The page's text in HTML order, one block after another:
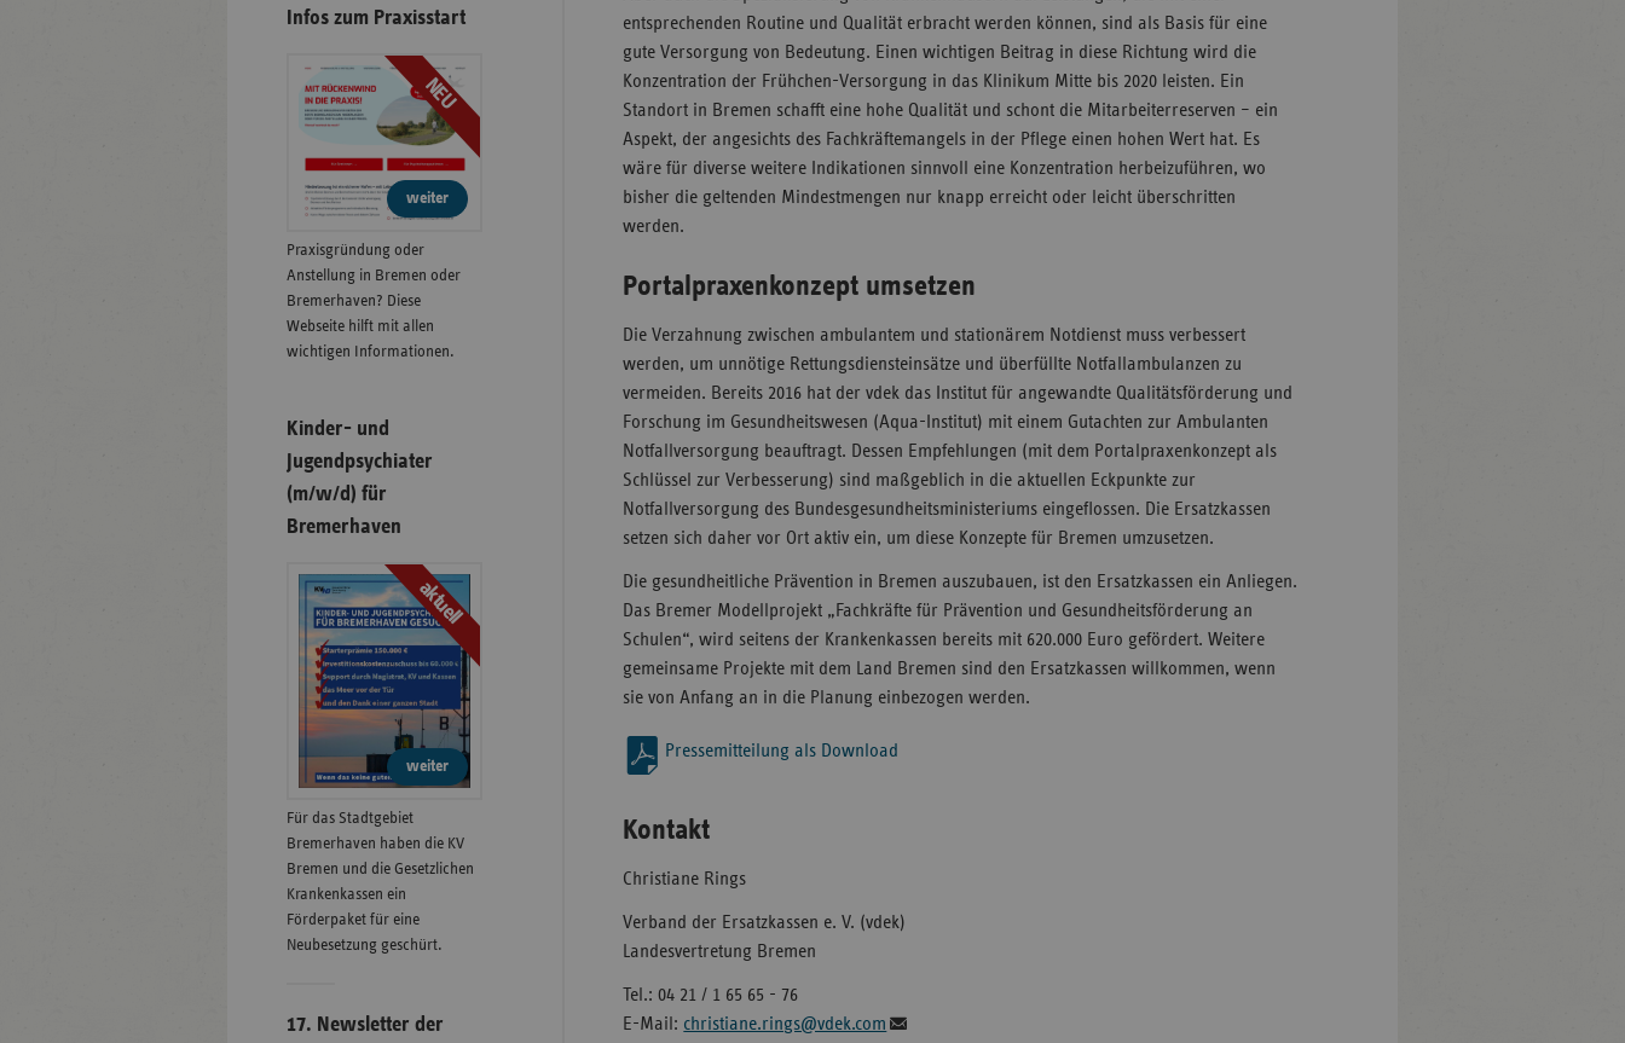
entsprechenden Routine und Qualität erbracht werden können, sind als Basis für eine
gute Versorgung von Bedeutung. Einen wichtigen Beitrag in diese Richtung wird die
Konzentration der Frühchen-Versorgung in das Klinikum Mitte bis 2020 leisten. Ein
Standort in Bremen schafft eine hohe Qualität und schont die Mitarbeiterreserven – ein
Aspekt, der angesichts des Fachkräftemangels in der Pflege einen hohen Wert hat. Es
wäre für diverse weitere Indikationen sinnvoll eine Konzentration herbeizuführen, wo
bisher die geltenden Mindestmengen nur knapp erreicht oder leicht überschritten
werden.
Portalpraxenkonzept umsetzen
Die Verzahnung zwischen ambulantem und stationärem Notdienst muss verbessert
werden, um unnötige Rettungsdiensteinsätze und überfüllte Notfallambulanzen zu
vermeiden. Bereits 2016 hat der vdek das Institut für angewandte Qualitätsförderung und
Forschung im Gesundheitswesen (Aqua-Institut) mit einem Gutachten zur Ambulanten
Notfallversorgung beauftragt. Dessen Empfehlungen (mit dem Portalpraxenkonzept als
Schlüssel zur Verbesserung) sind maßgeblich in die aktuellen Eckpunkte zur
Notfallversorgung des Bundesgesundheitsministeriums eingeflossen. Die Ersatzkassen
setzen sich daher vor Ort aktiv ein, um diese Konzepte für Bremen umzusetzen.
Die gesundheitliche Prävention in Bremen auszubauen, ist den Ersatzkassen ein Anliegen.
Das Bremer Modellprojekt „Fachkräfte für Prävention und Gesundheitsförderung an
Schulen“, wird seitens der Krankenkassen bereits mit 620.000 Euro gefördert. Weitere
gemeinsame Projekte mit dem Land Bremen sind den Ersatzkassen willkommen, wenn
sie von Anfang an in die Planung einbezogen werden.
Pressemitteilung als Download
Kontakt
Christiane Rings
Verband der Ersatzkassen e. V. (vdek)
Landesvertretung Bremen
Tel.: 04 21 / 1 65 65 - 76
E-Mail: christiane.rings@vdek.com
Infos zum Praxisstart
NEU
weiter
Praxisgründung oder
Anstellung in Bremen oder
Bremerhaven? Diese
Webseite hilft mit allen
wichtigen Informationen.
Kinder- und
Jugendpsychiater
(m/w/d) für
Bremerhaven
aktuell
weiter
Für das Stadtgebiet
Bremerhaven haben die KV
Bremen und die Gesetzlichen
Krankenkassen ein
Förderpaket für eine
Neubesetzung geschürt.
17. Newsletter der